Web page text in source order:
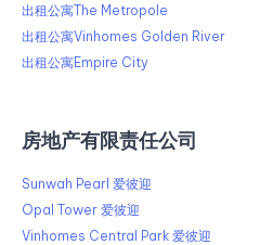
出租公寓The Metropole
出租公寓Vinhomes Golden River
出租公寓Empire City
房地产有限责任公司
Sunwah Pearl 爱彼迎
Opal Tower 爱彼迎
Vinhomes Central Park 爱彼迎